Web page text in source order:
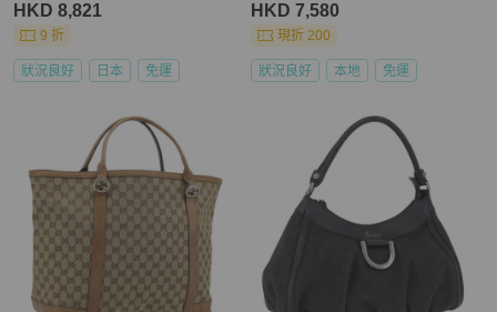
HKD 8,821
9 折
狀況良好 日本 免運
HKD 7,580
現折 200
狀況良好 本地 免運